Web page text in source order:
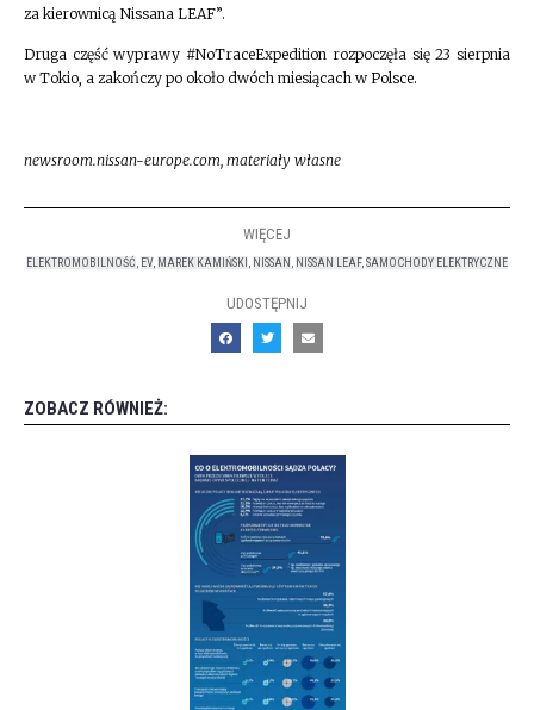
za kierownicą Nissana LEAF”.
Druga część wyprawy #NoTraceExpedition rozpoczęła się 23 sierpnia
w Tokio, a zakończy po około dwóch miesiącach w Polsce.
newsroom.nissan-europe.com, materiały własne
WIĘCEJ
ELEKTROMOBILNOŚĆ, EV, MAREK KAMIŃSKI , NISSAN , NISSAN LEAF,SAMOCHODY ELEKTRYCZNE
UDOSTĘPNIJ
ZOBACZ RÓWNIEŻ: